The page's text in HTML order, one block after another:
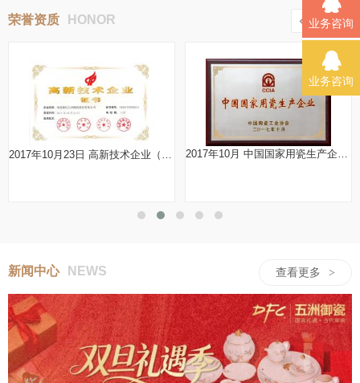
业务咨询
业务咨询
荣誉资质 HONOR
2017年10月23日 高新技术企业（有效期三年）证书编号：GR20173500211 2017年10月 中国国家用瓷生产企业 中国陶瓷工业协会
新闻中心 NEWS 查看更多 >